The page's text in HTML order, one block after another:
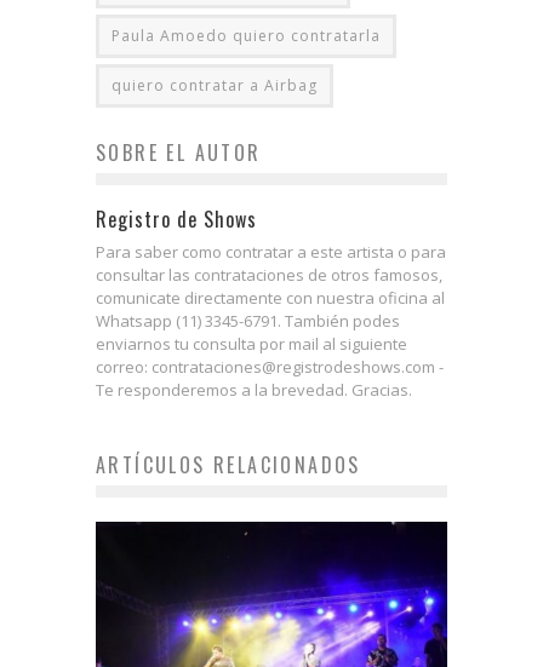
Paula Amoedo quiero contratarla
quiero contratar a Airbag
SOBRE EL AUTOR
Registro de Shows
Para saber como contratar a este artista o para
consultar las contrataciones de otros famosos,
comunicate directamente con nuestra oficina al
Whatsapp (11) 3345-6791. También podes
enviarnos tu consulta por mail al siguiente
correo: contrataciones@registrodeshows.com -
Te responderemos a la brevedad. Gracias.
ARTÍCULOS RELACIONADOS